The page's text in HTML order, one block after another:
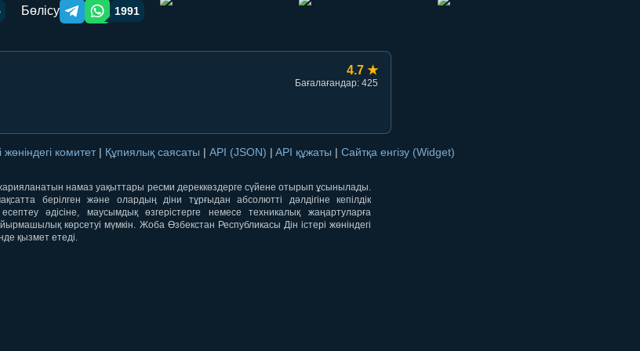
Бөлісу Telegram orqali ulashish
WhatsApp orqali ulashish
1991
4.7 ★
Бағалағандар: 425
жөніндегі комитет | Құпиялық саясаты | API (JSON) | API құжаты | Сайтқа енгізу (Widget)
намаз уақыттары ресми дереккөздерге сүйене отырып ұсынылады.
берілген және олардың діни тұрғыдан абсолютті дәлдігіне кепілдік
әдісіне, маусымдық өзгерістерге немесе техникалық жаңартуларға
көрсетуі мүмкін. Жоба Өзбекстан Республикасы Дін істері жөніндегі
қызмет етеді.